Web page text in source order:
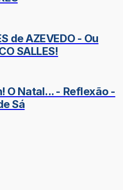
de AZEVEDO - Ou
SALLES!
O Natal... - Reflexão -
Sá